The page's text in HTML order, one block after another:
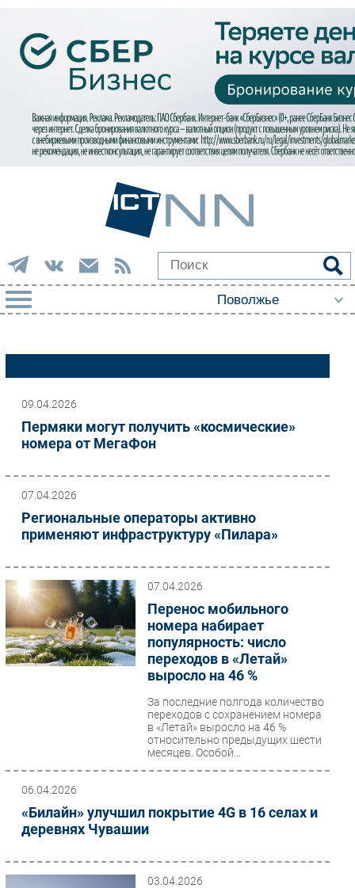
Импорто­замещение
Автоматизация Промышленности
Мобильная связь
Маркетинг
ПО
Outsourcing
Кадры
Регулирование
CIO/Управление ИТ
Гаджеты
Здоровье
РАЗДЕЛЫ
09.04.2026
Пермяки могут получить «космические»
номера от МегаФон
07.04.2026
Региональные операторы активно
применяют инфраструктуру «Пилара»
07.04.2026
Перенос мобильного
номера набирает
популярность: число
переходов в «Летай»
выросло на 46 %
За последние полгода количество
переходов с сохранением номера
в «Летай» выросло на 46 %
относительно предыдущих шести
месяцев. Особой...
06.04.2026
«Билайн» улучшил покрытие 4G в 16 селах и
деревнях Чувашии
03.04.2026